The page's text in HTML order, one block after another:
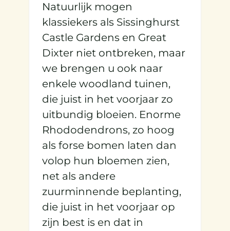
Natuurlijk mogen
klassiekers als Sissinghurst
Castle Gardens en Great
Dixter niet ontbreken, maar
we brengen u ook naar
enkele woodland tuinen,
die juist in het voorjaar zo
uitbundig bloeien. Enorme
Rhododendrons, zo hoog
als forse bomen laten dan
volop hun bloemen zien,
net als andere
zuurminnende beplanting,
die juist in het voorjaar op
zijn best is en dat in